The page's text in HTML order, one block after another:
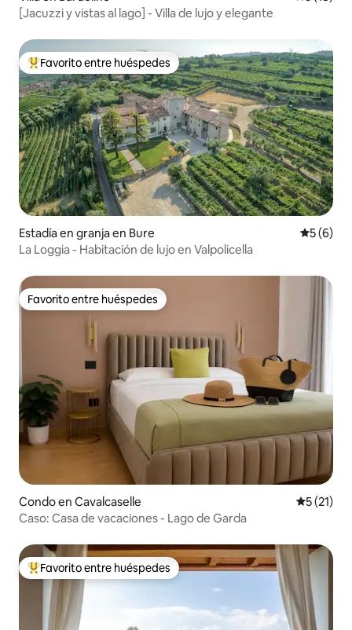
[Jacuzzi y vistas al lago] - Villa de lujo y elegante
Favorito entre huéspedes preferido
Favorito entre huéspedes
Estadía en granja en Bure
5 (6)
La Loggia - Habitación de lujo en Valpolicella
Favorito entre huéspedes
Favorito entre huéspedes
Condo en Cavalcaselle
5 (21)
Caso: Casa de vacaciones - Lago de Garda
Favorito entre huéspedes preferido
Favorito entre huéspedes